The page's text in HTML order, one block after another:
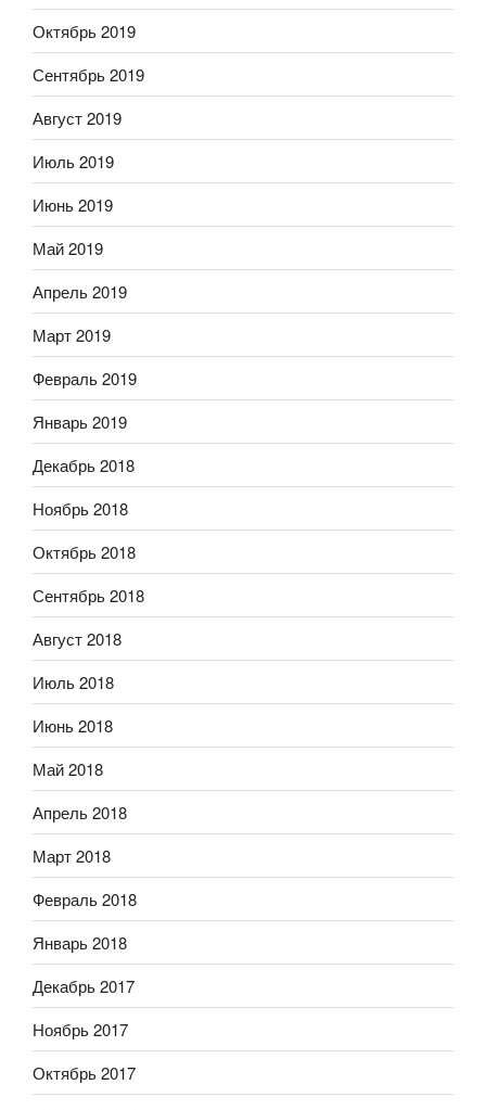
Октябрь 2019
Сентябрь 2019
Август 2019
Июль 2019
Июнь 2019
Май 2019
Апрель 2019
Март 2019
Февраль 2019
Январь 2019
Декабрь 2018
Ноябрь 2018
Октябрь 2018
Сентябрь 2018
Август 2018
Июль 2018
Июнь 2018
Май 2018
Апрель 2018
Март 2018
Февраль 2018
Январь 2018
Декабрь 2017
Ноябрь 2017
Октябрь 2017